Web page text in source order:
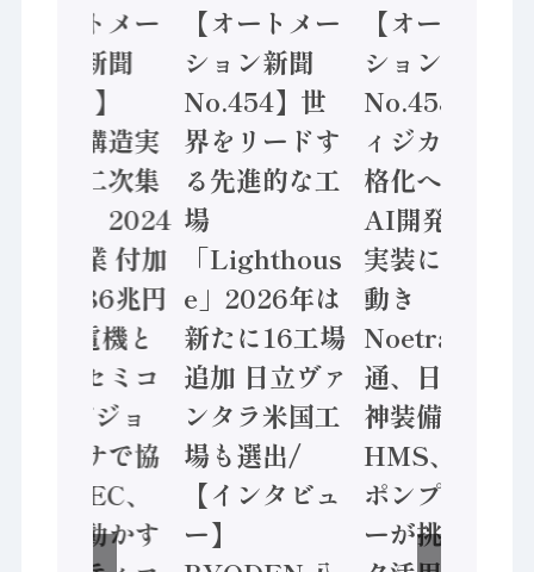
【オートメー
ション新聞
No.455】
「経済構造実
態調査二次集
計結果」2024
年製造業 付加
価値額86兆円
/ 三菱電機と
ソニーセミコ
ン AIビジョ
ンセンサで協
業 / IDEC、
安全に動かす
【オートメー
ション新聞
No.454】世
界をリードす
る先進的な工
場
「Lighthous
e」2026年は
新たに16工場
追加 日立ヴァ
ンタラ米国工
場も選出/
【インタビュ
ー】
【オートメー
ション新聞
No.453】フ
ィジカルAI本
格化へ 国産
AI開発や社会
実装に活発な
動き
Noetra、富士
通、日立 / 兵
神装備 ×
HMS、老舗
ポンプメーカ
ーが挑むデー